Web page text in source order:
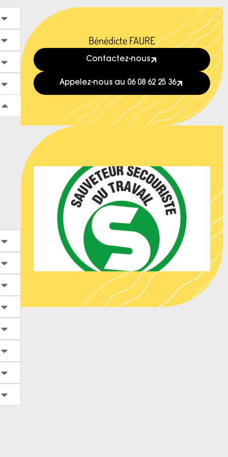
Bénédicte FAURE
Contactez-nous
Appelez-nous au 06 08 62 25 36